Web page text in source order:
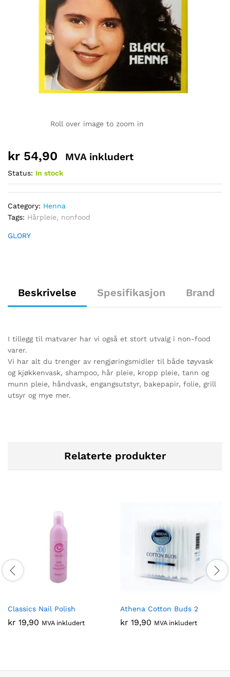
Roll over image to zoom in
kr 54,90 MVA inkludert
Status: In stock
Category: Henna
Tags: Hårpleie, nonfood
GLORY
Beskrivelse Spesifikasjon Brand
I tillegg til matvarer har vi også et stort utvalg i non-food
varer.
Vi har alt du trenger av rengjøringsmidler til både tøyvask
og kjøkkenvask, shampoo, hår pleie, kropp pleie, tann og
munn pleie, håndvask, engangsutstyr, bakepapir, folie, grill
utsyr og mye mer.
Relaterte produkter
Classics Nail Polish
kr 19,90 MVA inkludert
Athena Cotton Buds 2
kr 19,90 MVA inkludert